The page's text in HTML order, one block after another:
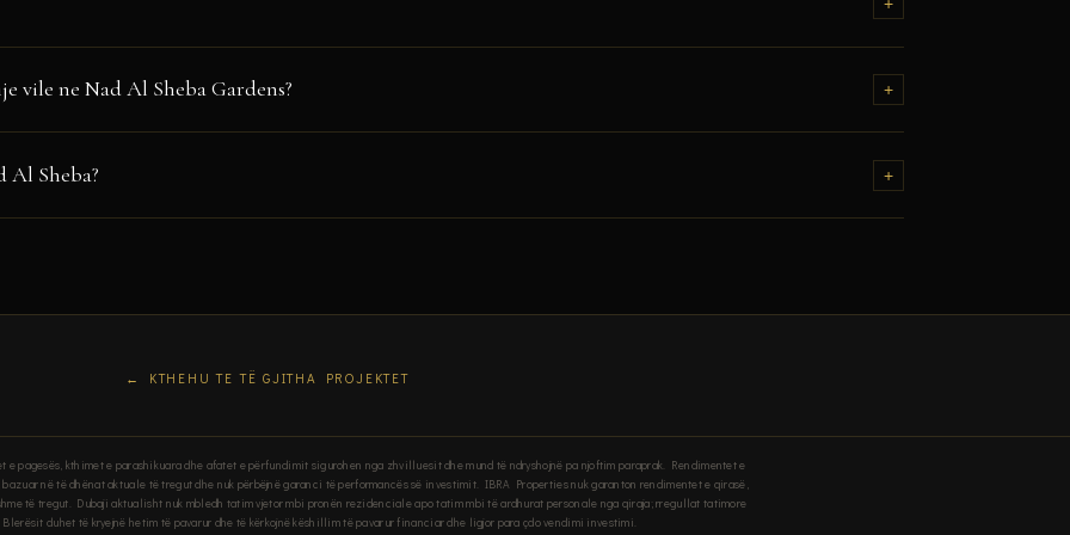
qen. Gjithashtu ka club-house, shkolle, tregti dhe xhami.
vile ne Nad Al Sheba Gardens? +
Al Sheba? +
KTHEHU TE TË GJITHA PROJEKTET
e pagesës, kthimet e parashikuara dhe afatet e përfundimit sigurohen nga zhvilluesit dhe mund të ndryshojnë pa njoftim paraprak. Rendimentet e
në të dhënat aktuale të tregut dhe nuk përbëjnë garanci të performancës së investimit. IBRA Properties nuk garanton rendimentet e qirasë,
të tregut. Dubaji aktualisht nuk mbledh tatim vjetor mbi pronën rezidenciale apo tatim mbi të ardhurat personale nga qiraja; rregullat tatimore
Blerësit duhet të kryejnë hetim të pavarur dhe të kërkojnë këshillim të pavarur financiar dhe ligjor para çdo vendimi investimi.